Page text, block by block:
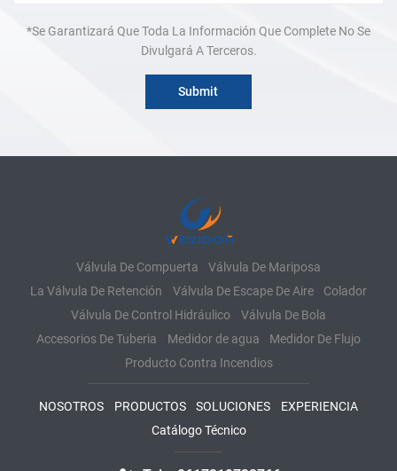
*Se Garantizará Que Toda La Información Que Complete No Se
Divulgará A Terceros.
Válvula De Compuerta
Válvula De Mariposa
La Válvula De Retención
Válvula De Escape De Aire
Colador
Válvula De Control Hidráulico
Válvula De Bola
Accesorios De Tuberia
Medidor de agua
Medidor De Flujo
Producto Contra Incendios
NOSOTROS PRODUCTOS SOLUCIONES
EXPERIENCIA
Catálogo Técnico